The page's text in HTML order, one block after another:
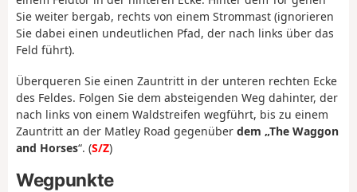
Sie weiter bergab, rechts von einem Strommast (ignorieren
Sie dabei einen undeutlichen Pfad, der nach links über das
Feld führt).
Überqueren Sie einen Zauntritt in der unteren rechten Ecke
des Feldes. Folgen Sie dem absteigenden Weg dahinter, der
nach links von einem Waldstreifen wegführt, bis zu einem
Zauntritt an der Matley Road gegenüber dem „The Waggon
and Horses“. (S/Z)
Wegpunkte